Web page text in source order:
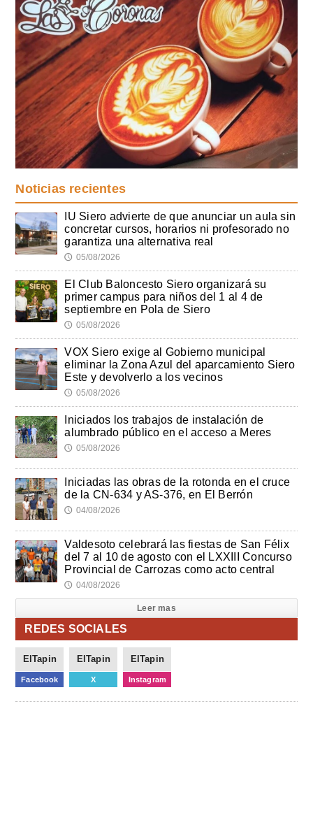
Noticias recientes
IU Siero advierte de que anunciar un aula sin
concretar cursos, horarios ni profesorado no
garantiza una alternativa real
🕔 05/08/2026
El Club Baloncesto Siero organizará su
primer campus para niños del 1 al 4 de
septiembre en Pola de Siero
🕔 05/08/2026
VOX Siero exige al Gobierno municipal
eliminar la Zona Azul del aparcamiento Siero
Este y devolverlo a los vecinos
🕔 05/08/2026
Iniciados los trabajos de instalación de
alumbrado público en el acceso a Meres
🕔 05/08/2026
Iniciadas las obras de la rotonda en el cruce
de la CN-634 y AS-376, en El Berrón
🕔 04/08/2026
Valdesoto celebrará las fiestas de San Félix
del 7 al 10 de agosto con el LXXIII Concurso
Provincial de Carrozas como acto central
🕔 04/08/2026
Leer mas
REDES SOCIALES
ElTapin
Facebook
ElTapin
X
ElTapin
Instagram